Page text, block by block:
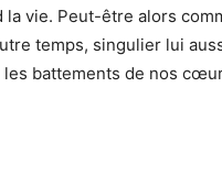
vie. Peut-être alors
temps, singulier lui
battements de nos